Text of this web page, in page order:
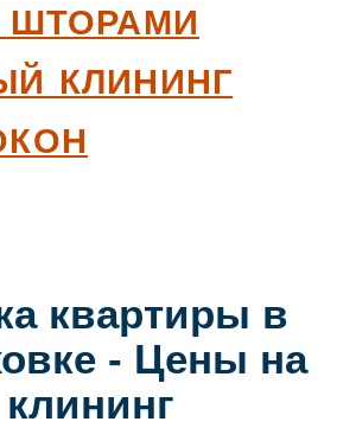
ШТОРАМИ
КЛИНИНГ
квартиры в
- Цены на
клининг